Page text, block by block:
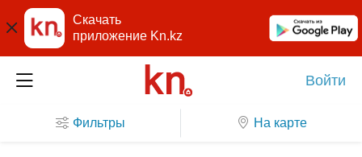
Скачать
приложение Kn.kz
Войти
Фильтры На карте